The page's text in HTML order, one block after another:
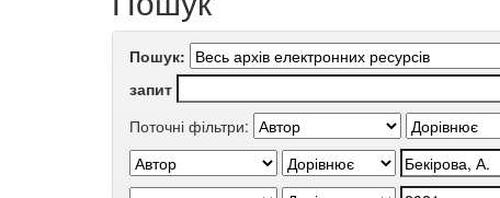
Пошук:
запит
Поточні фільтри: